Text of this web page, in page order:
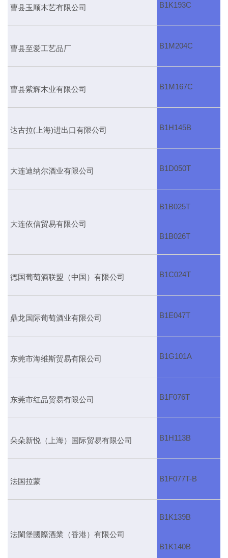
曹县玉顺木艺有限公司 B1K193C
曹县至爱工艺品厂 B1M204C
曹县紫辉木业有限公司 B1M167C
达古拉(上海)进出口有限公司 B1H145B
大连迪纳尔酒业有限公司 B1D050T
大连依信贸易有限公司
B1B025T
B1B026T
德国葡萄酒联盟（中国）有限公司 B1C024T
鼎龙国际葡萄酒业有限公司 B1E047T
东莞市海维斯贸易有限公司 B1G101A
东莞市红品贸易有限公司 B1F076T
朵朵新悦（上海）国际贸易有限公司 B1H113B
法国拉蒙 B1F077T-B
法闌堡國際酒業（香港）有限公司
B1K139B
B1K140B